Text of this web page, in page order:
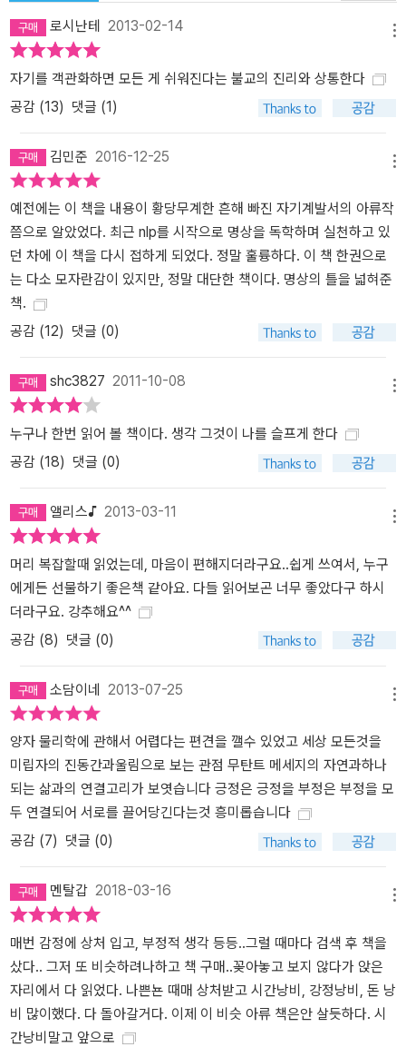
로시난테 2013-02-14
자기를 객관화하면 모든 게 쉬워진다는 불교의 진리와 상통한다
공감 (13) 댓글 (1)
김민준 2016-12-25
예전에는 이 책을 내용이 황당무계한 흔해 빠진 자기계발서의 아류작
쯤으로 알았었다. 최근 nlp를 시작으로 명상을 독학하며 실천하고 있
던 차에 이 책을 다시 접하게 되었다. 정말 훌륭하다. 이 책 한권으로
는 다소 모자란감이 있지만, 정말 대단한 책이다. 명상의 틀을 넓혀준
책.
공감 (12) 댓글 (0)
shc3827 2011-10-08
누구나 한번 읽어 볼 책이다. 생각 그것이 나를 슬프게 한다
공감 (18) 댓글 (0)
앨리스♪ 2013-03-11
머리 복잡할때 읽었는데, 마음이 편해지더라구요..쉽게 쓰여서, 누구
에게든 선물하기 좋은책 같아요. 다들 읽어보곤 너무 좋았다구 하시
더라구요. 강추해요^^
공감 (8) 댓글 (0)
소담이네 2013-07-25
양자 물리학에 관해서 어렵다는 편견을 깰수 있었고 세상 모든것을
미립자의 진동간과울림으로 보는 관점 무탄트 메세지의 자연과하나
되는 삶과의 연결고리가 보엿습니다 긍정은 긍정을 부정은 부정을 모
두 연결되어 서로를 끌어당긴다는것 흥미롭습니다
공감 (7) 댓글 (0)
멘탈갑 2018-03-16
매번 감정에 상처 입고, 부정적 생각 등등..그럴 때마다 검색 후 책을
샀다.. 그저 또 비슷하려나하고 책 구매..꽂아놓고 보지 않다가 앉은
자리에서 다 읽었다. 나쁜뇬 때매 상처받고 시간낭비, 강정낭비, 돈 낭
비 많이했다. 다 돌아갈거다. 이제 이 비슷 아류 책은안 살듯하다. 시
간낭비말고 앞으로